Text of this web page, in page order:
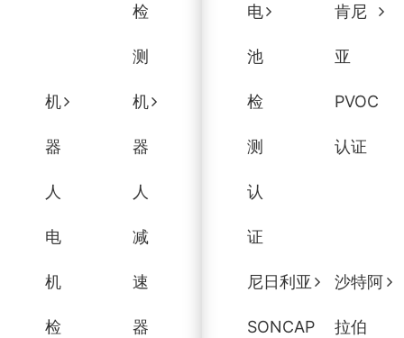
检
测
机
器
人
电
机
检
机
器
人
减
速
器
电
池
检
测
认
证
肯尼
亚
PVOC
认证
尼日利亚
SONCAP
沙特阿
拉伯